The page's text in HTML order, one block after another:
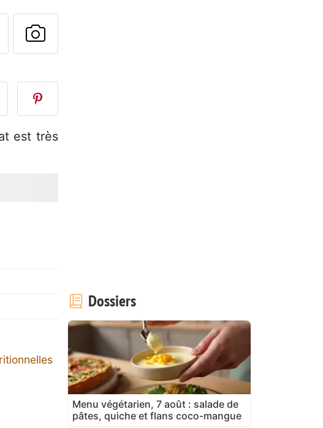
recette à un ami
cette page
Poser une question à l'auteur
Publier votre photo de cette
est très
Dossiers
Menu végétarien, 7 août : salade de
pâtes, quiche et flans coco-mangue